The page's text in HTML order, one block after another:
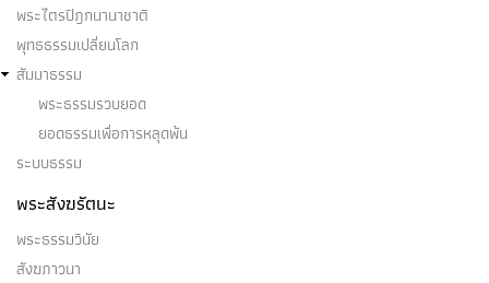
พระไตรปิฎกนานาชาติ
พุทธธรรมเปลี่ยนโลก
สัมมาธรรม
พระธรรมรวบยอด
ยอดธรรมเพื่อการหลุดพ้น
ระบบธรรม
พระสังฆรัตนะ
พระธรรมวินัย
สังฆภาวนา